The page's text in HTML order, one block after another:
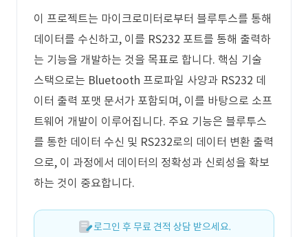
이 프로젝트는 마이크로미터로부터 블루투스를 통해
데이터를 수신하고, 이를 RS232 포트를 통해 출력하
는 기능을 개발하는 것을 목표로 합니다. 핵심 기술
스택으로는 Bluetooth 프로파일 사양과 RS232 데
이터 출력 포맷 문서가 포함되며, 이를 바탕으로 소프
트웨어 개발이 이루어집니다. 주요 기능은 블루투스
를 통한 데이터 수신 및 RS232로의 데이터 변환 출력
으로, 이 과정에서 데이터의 정확성과 신뢰성을 확보
하는 것이 중요합니다.
로그인 후 무료 견적 상담 받으세요.